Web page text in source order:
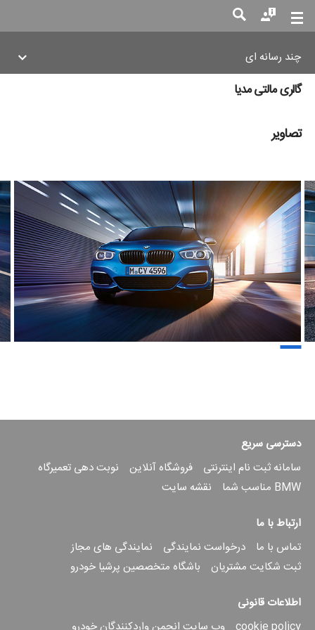
جست
جو
چند رسانه ای
گالری مالتی مدیا
تصاویر
دسترسی سریع
سامانه ثبت نام اینترنتی
فروشگاه آنلاین
نوبت دهی تعمیرگاه
BMW مناسب شما
نقشه سایت
ارتباط با ما
تماس با ما
درخواست نمایندگی
نمایندگی های مجاز
ثبت شکایت مشتریان
باشگاه متخصصین پرشیا خودرو
اطلاعات قانونی